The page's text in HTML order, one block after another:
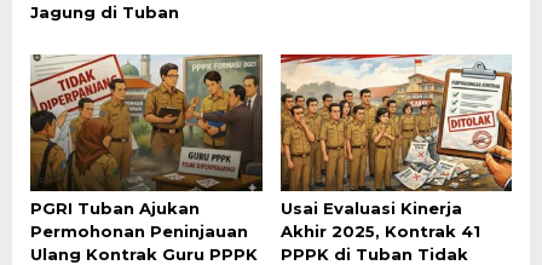
Jagung di Tuban
PGRI Tuban Ajukan
Permohonan Peninjauan
Ulang Kontrak Guru PPPK
Usai Evaluasi Kinerja
Akhir 2025, Kontrak 41
PPPK di Tuban Tidak